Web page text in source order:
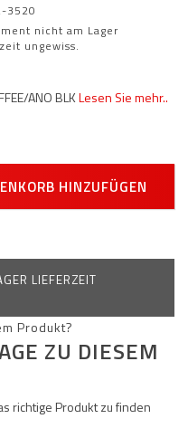
3520
nicht am Lager
ungewiss.
ANO BLKLesen Sie mehr..
HINZUFÜGEN
LIEFERZEIT
ZU DIESEM
richtige Produkt zu finden